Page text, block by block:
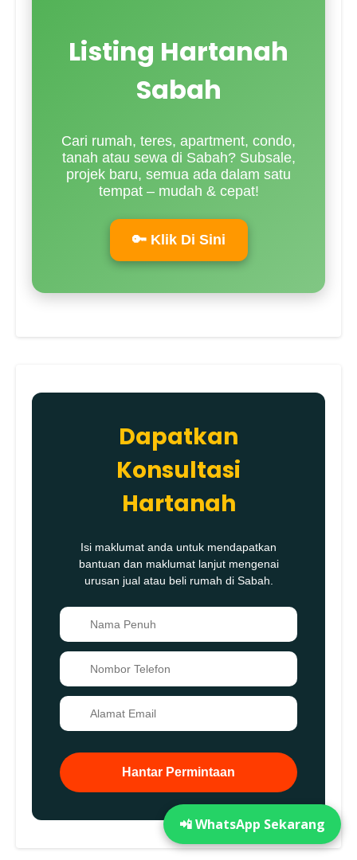
Listing Hartanah
Sabah
Cari rumah, teres, apartment, condo,
tanah atau sewa di Sabah? Subsale,
projek baru, semua ada dalam satu
tempat – mudah & cepat!
🔑 Klik Di Sini
Dapatkan
Konsultasi
Hartanah
Isi maklumat anda untuk mendapatkan
bantuan dan maklumat lanjut mengenai
urusan jual atau beli rumah di Sabah.
Hantar Permintaan
📲 WhatsApp Sekarang